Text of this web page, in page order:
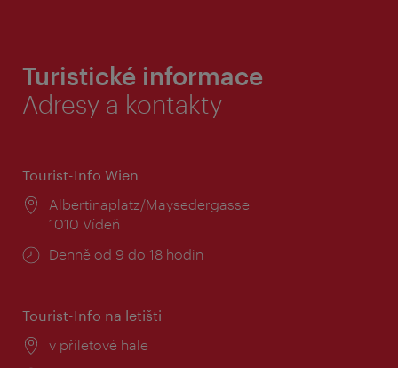
Turistické informace
Adresy a kontakty
Tourist-Info Wien
Místo:
Albertinaplatz/Maysedergasse
1010 Vídeň
Provozní
Denně od 9 do 18 hodin
Tourist-Info na letišti
Místo:
v příletové hale